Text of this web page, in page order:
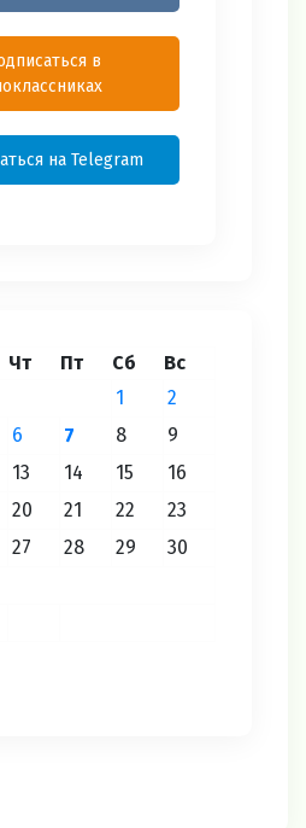
в
на Telegram
Чт Пт Сб Вс
1
2
6 7 8
9
13 14 15
16
20 21 22
23
27 28 29
30